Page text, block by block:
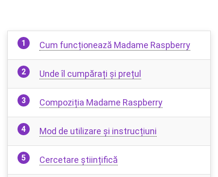
Cum funcționează Madame Raspberry
Unde îl cumpărați și prețul
Compoziția Madame Raspberry
Mod de utilizare și instrucțiuni
Cercetare științifică